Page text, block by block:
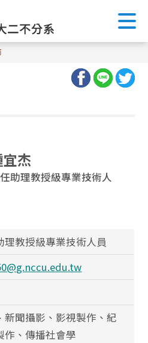
杰
助理教授級專業技術人
理教授級專業技術人員
新聞攝影、影視製作、紀
作、傳播社會學